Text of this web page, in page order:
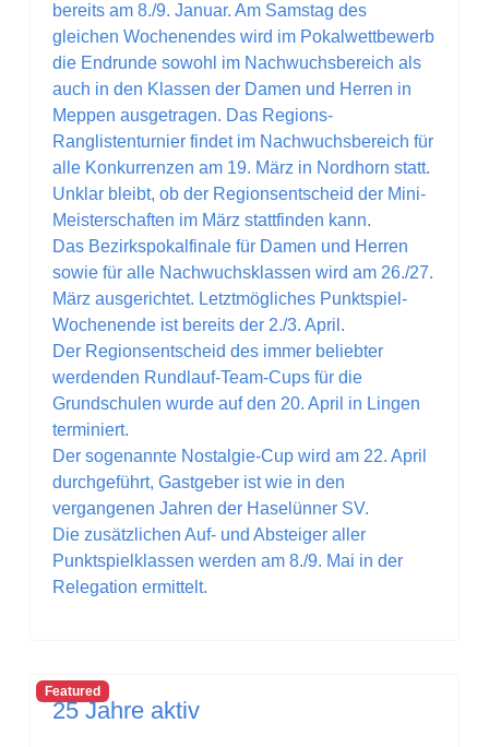
bereits am 8./9. Januar. Am Samstag des
gleichen Wochenendes wird im Pokalwettbewerb
die Endrunde sowohl im Nachwuchsbereich als
auch in den Klassen der Damen und Herren in
Meppen ausgetragen. Das Regions-
Ranglistenturnier findet im Nachwuchsbereich für
alle Konkurrenzen am 19. März in Nordhorn statt.
Unklar bleibt, ob der Regionsentscheid der Mini-
Meisterschaften im März stattfinden kann.
Das Bezirkspokalfinale für Damen und Herren
sowie für alle Nachwuchsklassen wird am 26./27.
März ausgerichtet. Letztmögliches Punktspiel-
Wochenende ist bereits der 2./3. April.
Der Regionsentscheid des immer beliebter
werdenden Rundlauf-Team-Cups für die
Grundschulen wurde auf den 20. April in Lingen
terminiert.
Der sogenannte Nostalgie-Cup wird am 22. April
durchgeführt, Gastgeber ist wie in den
vergangenen Jahren der Haselünner SV.
Die zusätzlichen Auf- und Absteiger aller
Punktspielklassen werden am 8./9. Mai in der
Relegation ermittelt.
Featured
25 Jahre aktiv